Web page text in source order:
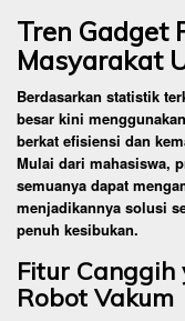
Tren Gadget
Masyarakat
Berdasarkan statistik
besar kini
berkat efisiensi dan
Mulai dari mahasiswa,
semuanya dapat
menjadikannya solusi
penuh kesibukan.
Fitur Canggih
Robot Vakum